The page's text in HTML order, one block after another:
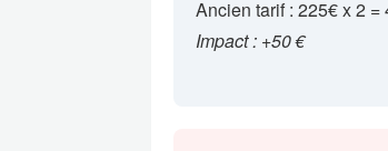
Ancien tarif : 225€ x 2 =
Impact : +50 €